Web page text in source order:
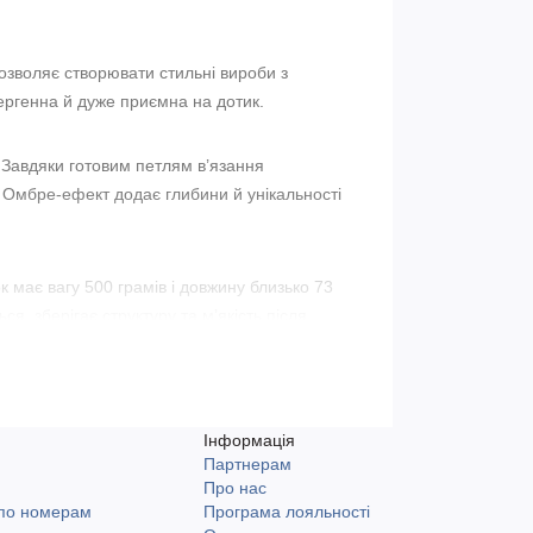
створювати стильні вироби з
й дуже приємна на дотик.
готовим петлям в’язання
ефект додає глибини й унікальності
має вагу 500 грамів і довжину близько 73
номерам
Інформація
Партнерам
Про нас
Програма лояльності